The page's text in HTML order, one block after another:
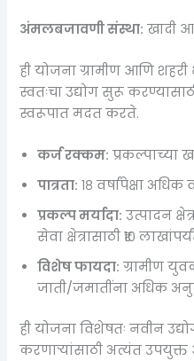
अंमलबजावणी संस्था: खादी
ही योजना ग्रामीण आणि
स्वतःचा उद्योग सुरू
स्वरूपात मदत करते.
कर्ज रक्कम: प्रकल्पाच्या
पात्रता: १८ वर्षांपेक्षा
प्रकल्प मर्यादा: उत्पादन
सेवा क्षेत्रासाठी ₹१०
विशेष फायदा: ग्रामीण
जाती/जमातींना अधिक
ही योजना विशेषतः नवीन
करणाऱ्यांसाठी अत्यंत